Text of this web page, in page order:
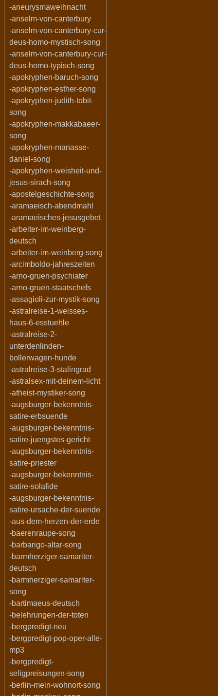
-aneurysmaweihnacht
-anselm-von-canterbury
-anselm-von-canterbury-cur-
deus-homo-mystisch-song
-anselm-von-canterbury-cur-
deus-homo-typisch-song
-apokryphen-baruch-song
-apokryphen-esther-song
-apokryphen-judith-tobit-
song
-apokryphen-makkabaeer-
song
-apokryphen-manasse-
daniel-song
-apokryphen-weisheit-und-
jesus-sirach-song
-apostelgeschichte-song
-aramaeisch-abendmahl
-aramaeisches-jesusgebet
-arbeiter-im-weinberg-
deutsch
-arbeiter-im-weinberg-song
-arcimboldo-jahreszeiten
-arno-gruen-psychiater
-arno-gruen-staatschefs
-assagioli-zur-mystik-song
-astralreise-1-weisses-
haus-6-esstuehle
-astralreise-2-
unterdenlinden-
bollerwagen-hunde
-astralreise-3-stalingrad
-astralsex-mit-deinem-licht
-atheist-mystiker-song
-augsburger-bekenntnis-
satire-erbsuende
-augsburger-bekenntnis-
satire-juengstes-gericht
-augsburger-bekenntnis-
satire-priester
-augsburger-bekenntnis-
satire-solafide
-augsburger-bekenntnis-
satire-ursache-der-suende
-aus-dem-herzen-der-erde
-baerenraupe-song
-barbarigo-altar-song
-barmherziger-samariter-
deutsch
-barmherziger-samariter-
song
-bartimaeus-deutsch
-belehrungen-der-toten
-bergpredigt-neu
-bergpredigt-pop-oper-alle-
mp3
-bergpredigt-
seligpreisungen-song
-berlin-mein-wohnort-song